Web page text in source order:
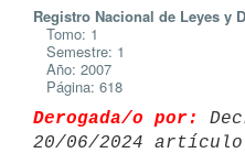
Registro Nacional de Leyes y
Tomo: 1
Semestre: 1
Año: 2007
Página: 618
Derogada/o por:
20/06/2024 artículo